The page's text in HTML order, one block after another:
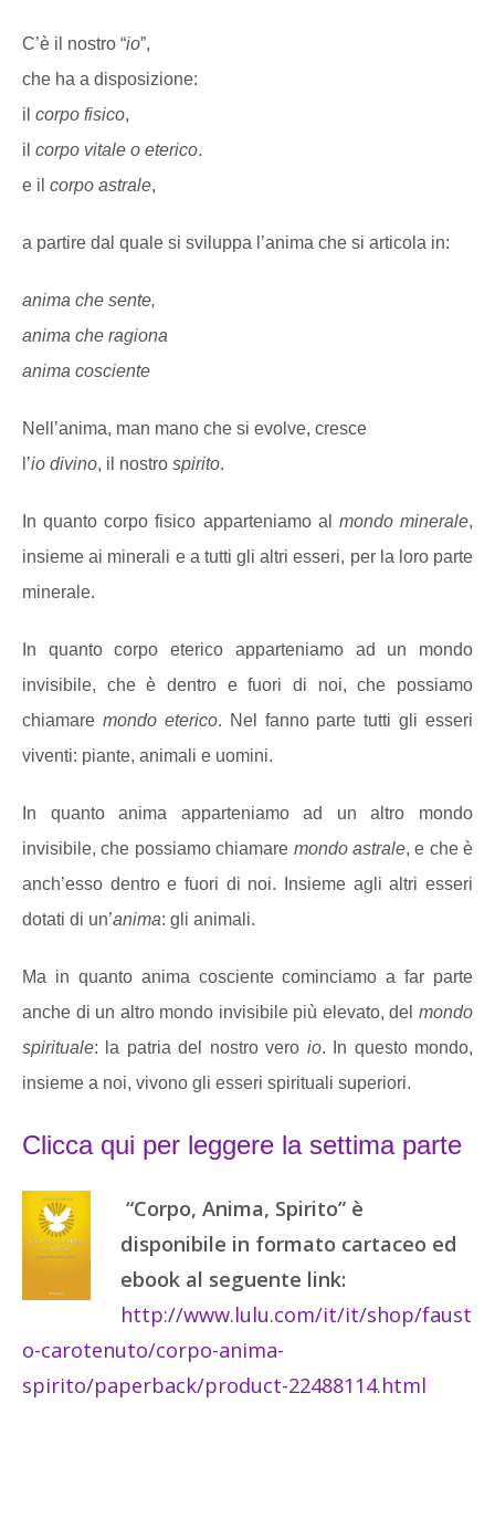
C’è il nostro “io”,
che ha a disposizione:
il corpo fisico,
il corpo vitale o eterico.
e il corpo astrale,
a partire dal quale si sviluppa l’anima che si articola in:
anima che sente,
anima che ragiona
anima cosciente
Nell’anima, man mano che si evolve, cresce
l’io divino, il nostro spirito.
In quanto corpo fisico apparteniamo al mondo minerale,
insieme ai minerali e a tutti gli altri esseri, per la loro parte
minerale.
In quanto corpo eterico apparteniamo ad un mondo
invisibile, che è dentro e fuori di noi, che possiamo
chiamare mondo eterico. Nel fanno parte tutti gli esseri
viventi: piante, animali e uomini.
In quanto anima apparteniamo ad un altro mondo
invisibile, che possiamo chiamare mondo astrale, e che è
anch’esso dentro e fuori di noi. Insieme agli altri esseri
dotati di un’anima: gli animali.
Ma in quanto anima cosciente cominciamo a far parte
anche di un altro mondo invisibile più elevato, del mondo
spirituale: la patria del nostro vero io. In questo mondo,
insieme a noi, vivono gli esseri spirituali superiori.
Clicca qui per leggere la settima parte
“Corpo, Anima, Spirito” è
disponibile in formato cartaceo ed
ebook al seguente link:
http://www.lulu.com/it/it/shop/faust
o-carotenuto/corpo-anima-
spirito/paperback/product-22488114.html